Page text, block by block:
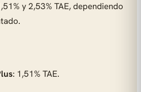
y 2,53% TAE, dependiendo
: 1,51% TAE.